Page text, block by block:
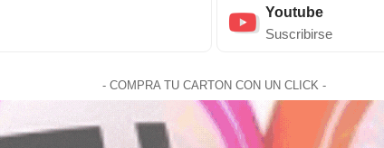
Youtube
Suscribirse
- COMPRA TU CARTON CON UN CLICK -